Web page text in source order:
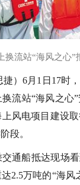
换流站“海风之心
）6月1日17时
流站“海风之心
风电项目建设
段。
通船抵达现场
2.5万吨的“海